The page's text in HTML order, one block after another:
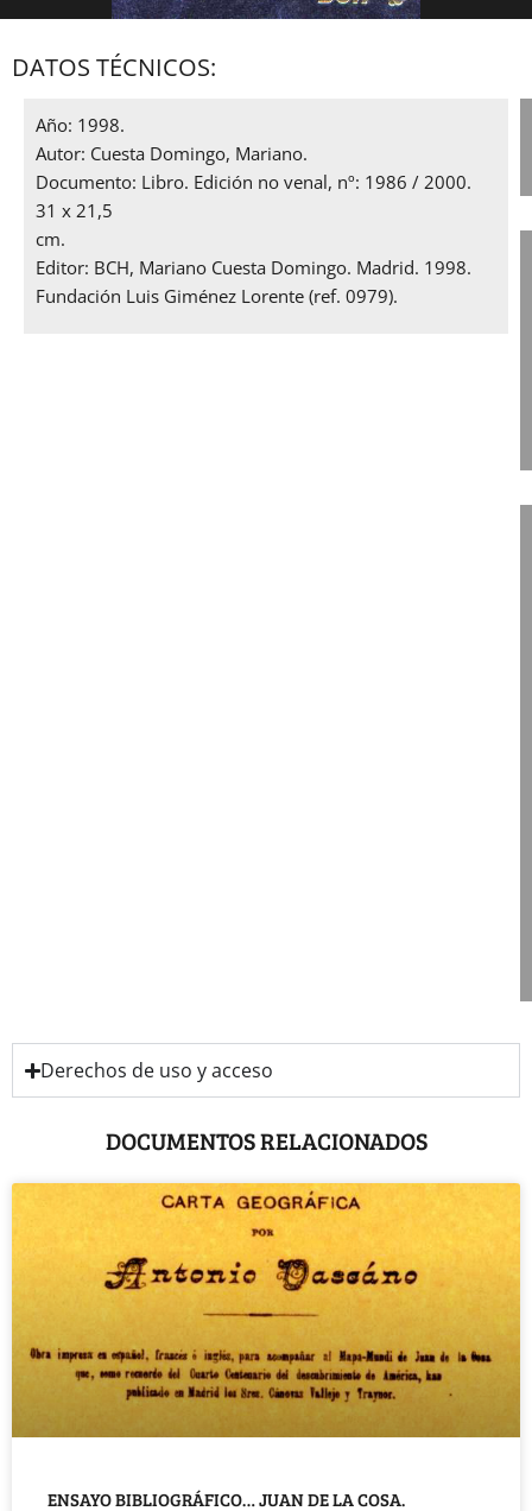
DATOS TÉCNICOS:
Año: 1998.
Autor: Cuesta Domingo, Mariano.
Documento: Libro. Edición no venal, nº: 1986 / 2000.
31 x 21,5
cm.
Editor: BCH, Mariano Cuesta Domingo. Madrid. 1998.
Fundación Luis Giménez Lorente (ref. 0979).
Derechos de uso y acceso
DOCUMENTOS RELACIONADOS
ENSAYO BIBLIOGRÁFICO… JUAN DE LA COSA.